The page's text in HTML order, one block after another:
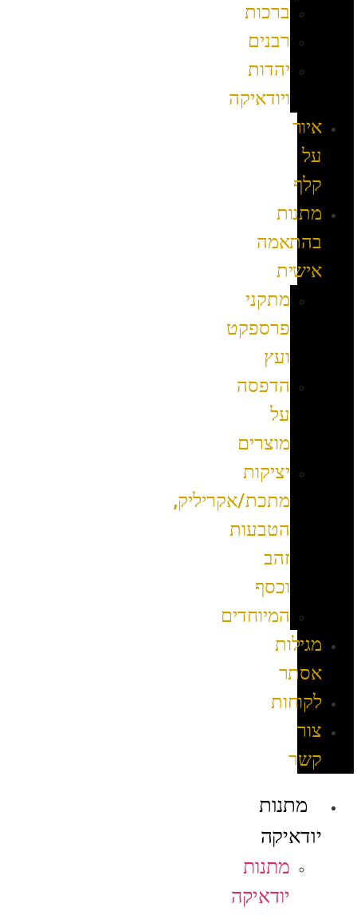
ברכות
רבנים
יהדות
ויודאיקה
איור
על
קלף
מתנות
בהתאמה
אישית
מתקני
פרספקט
ועץ
הדפסה
על
מוצרים
יציקות
מתכת/אקריליק,
הטבעות
זהב
וכסף
המיוחדים
מגילות
אסתר
לקוחות
צור
קשר
מתנות
יודאיקה
מתנות
יודאיקה